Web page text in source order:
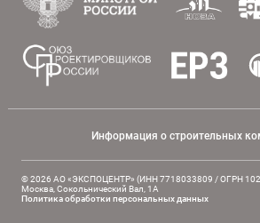
Информация о строительных
© 2026 АО «ЭКСПОЦЕНТР» (ИНН 7718033809 / ОГРН
Москва, Сокольнический Вал, 1А
Политика обработки персональных данных